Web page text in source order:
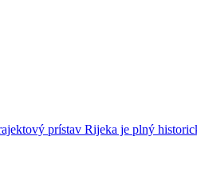
prístav Rijeka je plný